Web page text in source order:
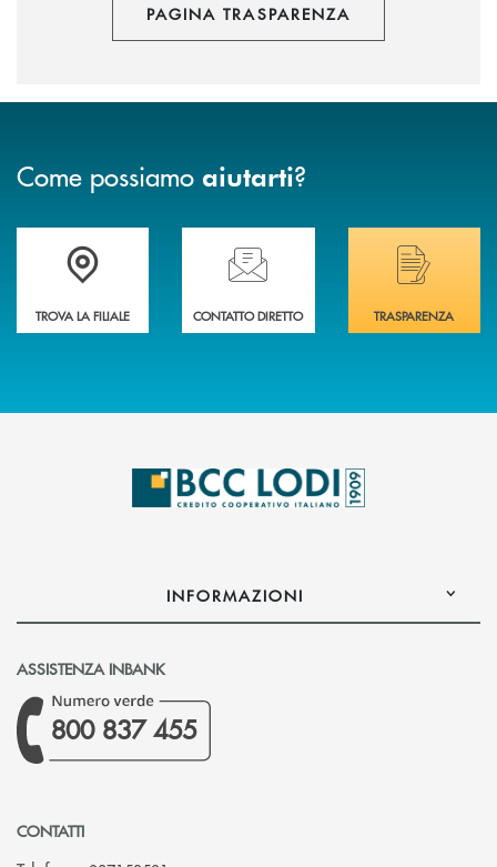
PAGINA TRASPARENZA
Come possiamo aiutarti?
Trova la filiale più vicina a Te
TROVA LA FILIALE
Hai bisogno di assistenza immediata?
CONTATTO DIRETTO
Hai bisogno di
TRASPARENZA
INFORMAZIONI
ASSISTENZA INBANK
800 837 455
CONTATTI